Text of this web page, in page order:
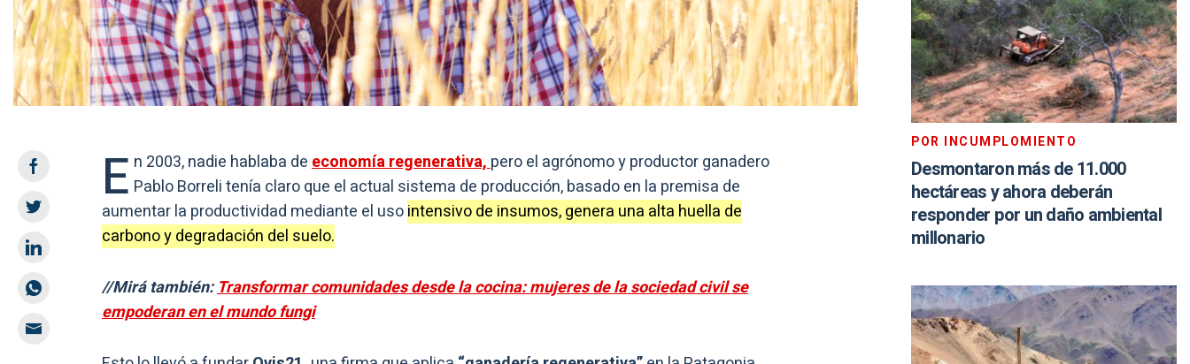
E n 2003, nadie hablaba deeconomía regenerativa, pero el agrónomo y productor ganadero
Pablo Borreli tenía claro que el actual sistema de producción, basado en la premisa de
aumentar la productividad mediante el usointensivo de insumos, genera una alta huella de
carbono y degradación del suelo.
//Mirá también:Transformar comunidades desde la cocina: mujeres de la sociedad civil se
empoderan en el mundo fungi
POR INCUMPLOMIENTO
Desmontaron más de 11.000
hectáreas y ahora deberán
responder por un daño ambiental
millonario